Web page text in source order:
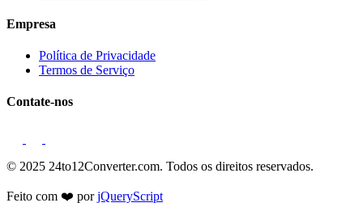
Empresa
Política de Privacidade
Termos de Serviço
Contate-nos
© 2025 24to12Converter.com. Todos os direitos reservados.
Feito com ❤️ porjQueryScript